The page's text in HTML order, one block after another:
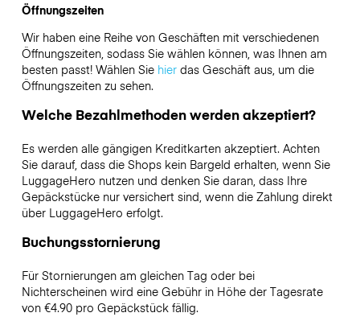
Öffnungszeiten
Wir haben eine Reihe von Geschäften mit verschiedenen
Öffnungszeiten, sodass Sie wählen können, was Ihnen am
besten passt! Wählen Sie hierdas Geschäft aus, um die
Öffnungszeiten zu sehen.
Welche Bezahlmethoden werden akzeptiert?
Es werden alle gängigen Kreditkarten akzeptiert. Achten
Sie darauf, dass die Shops kein Bargeld erhalten, wenn Sie
LuggageHero nutzen und denken Sie daran, dass Ihre
Gepäckstücke nur versichert sind, wenn die Zahlung direkt
über LuggageHero erfolgt.
Buchungsstornierung
Für Stornierungen am gleichen Tag oder bei
Nichterscheinen wird eine Gebühr in Höhe der Tagesrate
von €4.90 pro Gepäckstück fällig.